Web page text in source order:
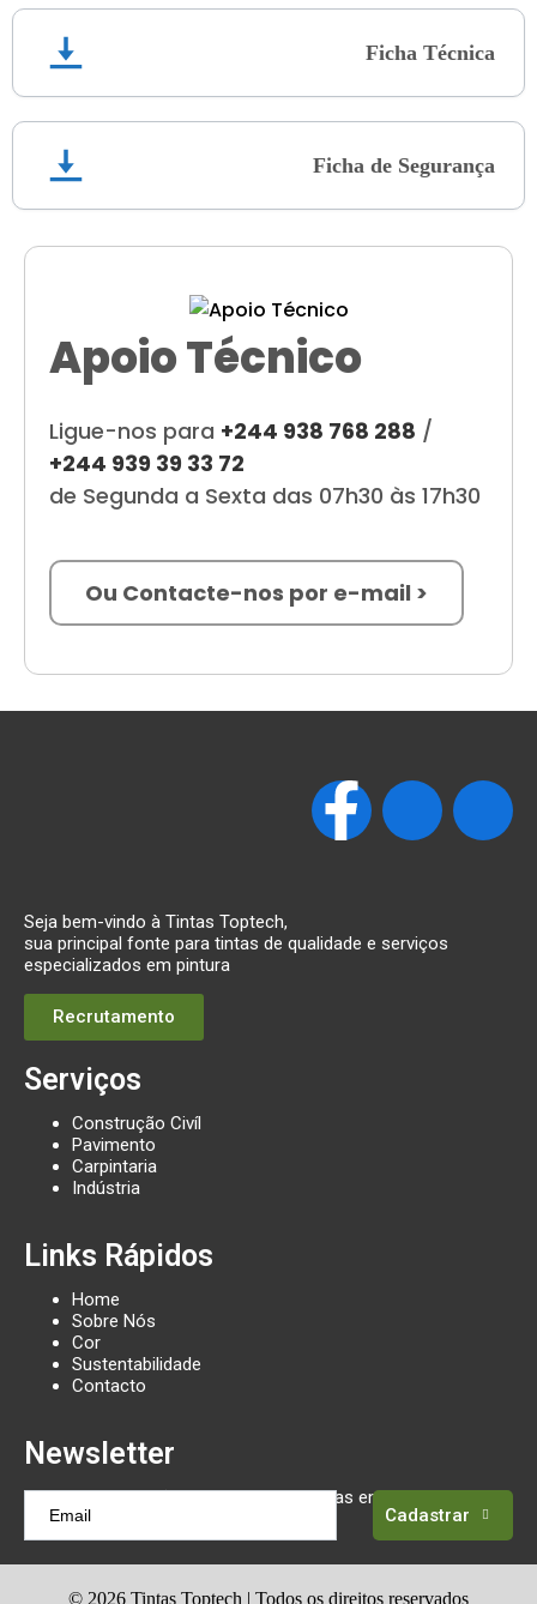
Ficha Técnica
Ficha de Segurança
Apoio Técnico
Ligue-nos para +244 938 768 288 /
+244 939 39 33 72
de Segunda a Sexta das 07h30 às 17h30
Ou Contacte-nos por e-mail >
Seja bem-vindo à Tintas Toptech,
sua principal fonte para tintas de qualidade e serviços
especializados em pintura
Recrutamento
Serviços
Construção Civíl
Pavimento
Carpintaria
Indústria
Links Rápidos
Home
Sobre Nós
Cor
Sustentabilidade
Contacto
Newsletter
Receba atualizações sobre as tendências em tintas
Cadastrar
© 2026 Tintas Toptech | Todos os direitos reservados